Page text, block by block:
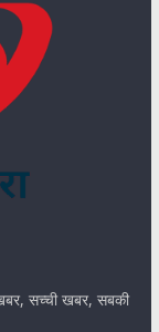
सच्ची खबर, सबकी